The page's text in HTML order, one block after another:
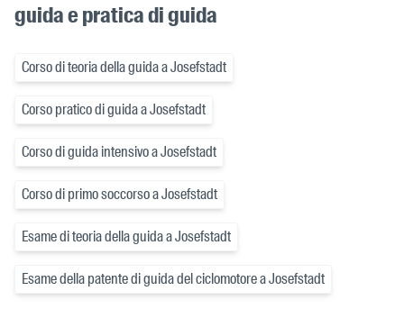
guida e pratica di guida
Corso di teoria della guida a Josefstadt
Corso pratico di guida a Josefstadt
Corso di guida intensivo a Josefstadt
Corso di primo soccorso a Josefstadt
Esame di teoria della guida a Josefstadt
Esame della patente di guida del ciclomotore a Josefstadt